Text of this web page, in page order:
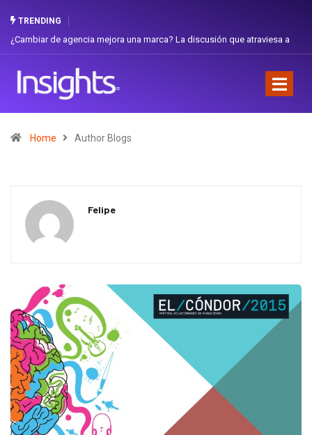
TRENDING
Gabriela Herrera y el arte de cambiarse el sombrero en Corporación
Home Author Blogs
Felipe